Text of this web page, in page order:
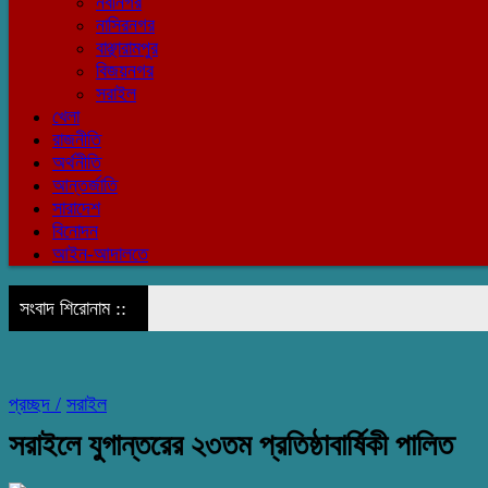
নাসিরনগর
বাঞ্ছারামপুর
বিজয়নগর
সরাইল
খেলা
রাজনীতি
অর্থনীতি
আন্তর্জাতি
সারাদেশ
বিনোদন
আইন-আদালতে
সংবাদ শিরোনাম ::
প্রচ্ছদ / সরাইল
সরাইলে যুগান্তরের ২৩তম প্রতিষ্ঠাবার্ষিকী পালিত